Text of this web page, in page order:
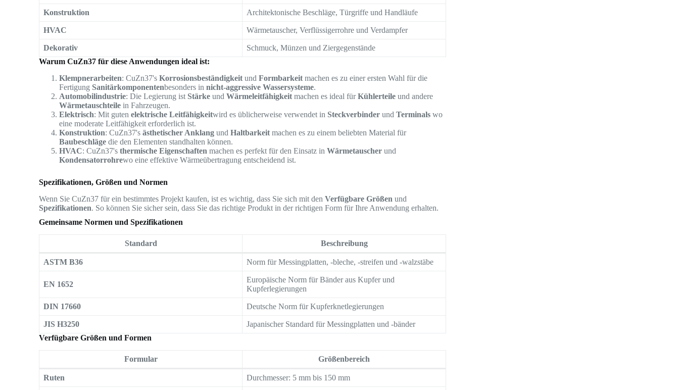
Konstruktion Architektonische Beschläge, Türgriffe und Handläufe
HVAC Wärmetauscher, Verflüssigerrohre und Verdampfer
Dekorativ
Schmuck, Münzen und Ziergegenstände
Warum CuZn37 für diese Anwendungen ideal ist:
Klempnerarbeiten: CuZn37'sKorrosionsbeständigkeit undFormbarkeit machen es zu einer ersten Wahl für die
Fertigung Sanitärkomponentenbesonders innicht-aggressive Wassersysteme.
Automobilindustrie: Die Legierung ist Stärke undWärmeleitfähigkeit machen es ideal fürKühlerteile und andere
Wärmetauschteile in Fahrzeugen.
Elektrisch: Mit gutenelektrische Leitfähigkeitwird es üblicherweise verwendet in Steckverbinder undTerminals wo
eine moderate Leitfähigkeit erforderlich ist.
Konstruktion: CuZn37'sästhetischer Anklang undHaltbarkeit machen es zu einem beliebten Material für
Baubeschläge die den Elementen standhalten können.
HVAC: CuZn37'sthermische Eigenschaften machen es perfekt für den Einsatz inWärmetauscher und
Kondensatorrohrewo eine effektive Wärmeübertragung entscheidend ist.
Spezifikationen, Größen und Normen
Wenn Sie CuZn37 für ein bestimmtes Projekt kaufen, ist es wichtig, dass Sie sich mit denVerfügbare Größen und
Spezifikationen. So können Sie sicher sein, dass Sie das richtige Produkt in der richtigen Form für Ihre Anwendung erhalten.
Gemeinsame Normen und Spezifikationen
Standard Beschreibung
ASTM B36 Norm für Messingplatten, -bleche, -streifen und -walzstäbe
EN 1652
Europäische Norm für Bänder aus Kupfer und
Kupferlegierungen
DIN 17660 Deutsche Norm für Kupferknetlegierungen
JIS H3250
Japanischer Standard für Messingplatten und -bänder
Verfügbare Größen und Formen
Formular Größenbereich
Ruten Durchmesser: 5 mm bis 150 mm